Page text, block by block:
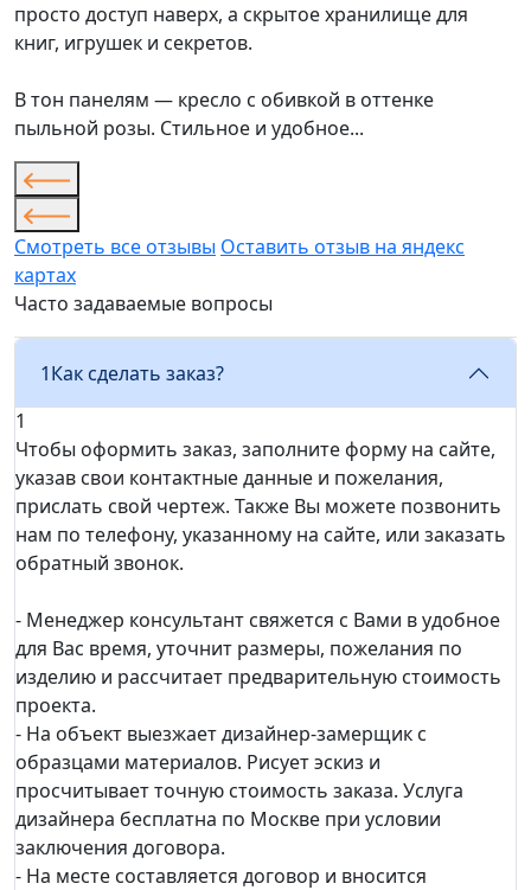
просто доступ наверх, а скрытое хранилище для
книг, игрушек и секретов.
В тон панелям — кресло с обивкой в оттенке
пыльной розы. Стильное и удобное...
Смотреть все отзывы Оставить отзыв на яндекс
картах
Часто задаваемые вопросы
1Как сделать заказ?
1
Чтобы оформить заказ, заполните форму на сайте,
указав свои контактные данные и пожелания,
прислать свой чертеж. Также Вы можете позвонить
нам по телефону, указанному на сайте, или заказать
обратный звонок.
- Менеджер консультант свяжется с Вами в удобное
для Вас время, уточнит размеры, пожелания по
изделию и рассчитает предварительную стоимость
проекта.
- На объект выезжает дизайнер-замерщик с
образцами материалов. Рисует эскиз и
просчитывает точную стоимость заказа. Услуга
дизайнера бесплатна по Москве при условии
заключения договора.
- На месте составляется договор и вносится